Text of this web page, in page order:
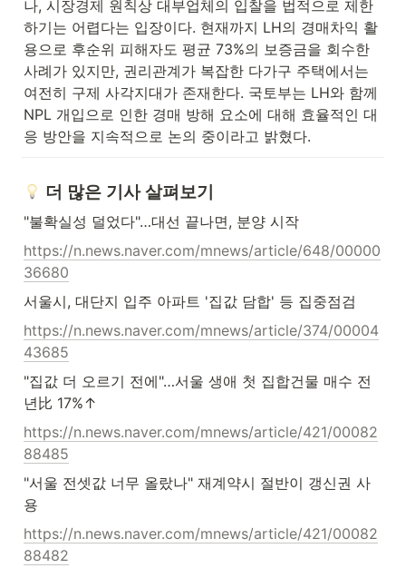
나, 시장경제 원칙상 대부업체의 입찰을 법적으로 제한
하기는 어렵다는 입장이다. 현재까지 LH의 경매차익 활
용으로 후순위 피해자도 평균 73%의 보증금을 회수한
사례가 있지만, 권리관계가 복잡한 다가구 주택에서는
여전히 구제 사각지대가 존재한다. 국토부는 LH와 함께
NPL 개입으로 인한 경매 방해 요소에 대해 효율적인 대
응 방안을 지속적으로 논의 중이라고 밝혔다.
더 많은 기사 살펴보기
"불확실성 덜었다"…대선 끝나면, 분양 시작
https://n.news.naver.com/mnews/article/648/00000
36680
서울시, 대단지 입주 아파트 '집값 담합' 등 집중점검
https://n.news.naver.com/mnews/article/374/00004
43685
"집값 더 오르기 전에"…서울 생애 첫 집합건물 매수 전
년比 17%↑
https://n.news.naver.com/mnews/article/421/00082
88485
"서울 전셋값 너무 올랐나" 재계약시 절반이 갱신권 사
용
https://n.news.naver.com/mnews/article/421/00082
88482